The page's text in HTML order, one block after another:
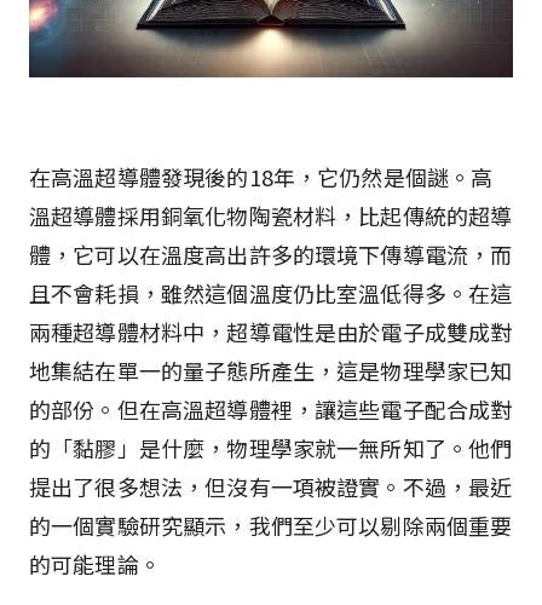
在高溫超導體發現後的18年，它仍然是個謎。高
溫超導體採用銅氧化物陶瓷材料，比起傳統的超導
體，它可以在溫度高出許多的環境下傳導電流，而
且不會耗損，雖然這個溫度仍比室溫低得多。在這
兩種超導體材料中，超導電性是由於電子成雙成對
地集結在單一的量子態所產生，這是物理學家已知
的部份。但在高溫超導體裡，讓這些電子配合成對
的「黏膠」是什麼，物理學家就一無所知了。他們
提出了很多想法，但沒有一項被證實。不過，最近
的一個實驗研究顯示，我們至少可以剔除兩個重要
的可能理論。